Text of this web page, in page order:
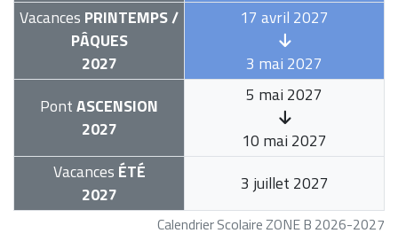
Calendrier Scolaire ZONE B 2026-2027
Vacances PRINTEMPS /
PÂQUES
2027
17 avril 2027
3 mai 2027
PontASCENSION
2027
5 mai 2027
10 mai 2027
Vacances ÉTÉ
2027
3 juillet 2027